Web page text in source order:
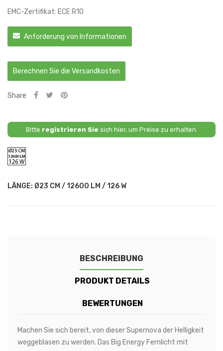
EMC-Zertifikat: ECE R10
Anforderung von Informationen
Berechnen Sie die Versandkosten
Share
Bitte registrieren Sie sich hier, um Preise zu erhalten.
LÄNGE: Ø23 CM / 12600 LM / 126 W
CM
LM
BESCHREIBUNG
PRODUKT DETAILS
BEWERTUNGEN
Machen Sie sich bereit, von dieser Supernova der Helligkeit
weggeblasen zu werden. Das Big Energy Fernlicht mit